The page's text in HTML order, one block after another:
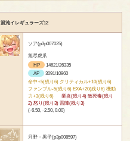
混沌イレギュラーズ12
ソア(p3p007025)
無尽虎爪
HP
14621/26335
AP
3091/10960
命中+5(残り6) クリティカル+10(残り6)
ファンブル-5(残り6) EXA+20(残り6) 機動
力+3(残り6)
業炎(残り4) 致死毒(残り
2) 怒り(残り3) 雷陣(残り3)
(-6.50, -2.50, 0.00)
只野・黒子(p3p008597)